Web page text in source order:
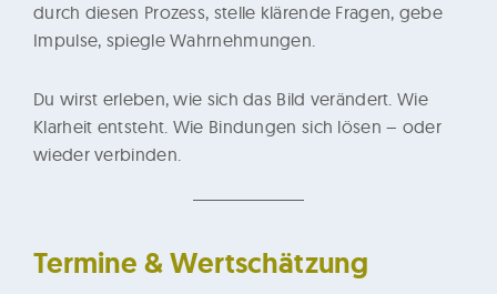
durch diesen Prozess, stelle klärende Fragen, gebe
Impulse, spiegle Wahrnehmungen.
Du wirst erleben, wie sich das Bild verändert. Wie
Klarheit entsteht. Wie Bindungen sich lösen – oder
wieder verbinden.
Termine & Wertschätzung